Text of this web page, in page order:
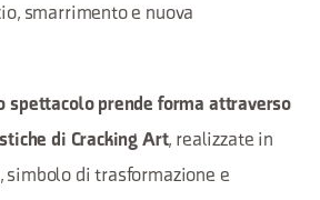
smarrimento e nuova
spettacolo prende forma attraverso
di Cracking Art, realizzate in
simbolo di trasformazione e